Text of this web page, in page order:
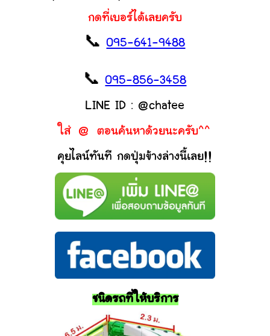
กดที่เบอร์ได้เลยครับ
📞095-641-9488
📞095-856-3458
LINE ID : @chatee
ใส่ @ ตอนค้นหาด้วยนะครับ^^
คุยไลน์ทันที กดปุ่มข้างล่างนี้เลย!!
ชนิดรถที่ให้บริการ